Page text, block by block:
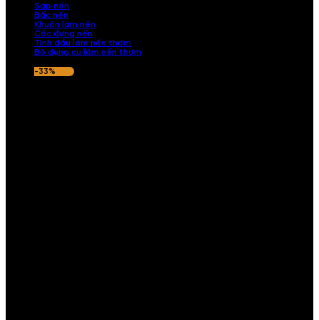
Sáp nến
Bấc nến
Khuôn làm nến
Cốc đựng nến
Tinh dầu làm nến thơm
Bộ dụng cụ làm nến thơm
-33%